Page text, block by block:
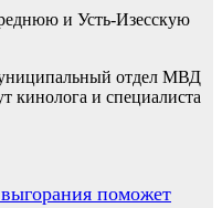
и Усть-Изесскую
отдел МВД
кинолога и специалиста
поможет